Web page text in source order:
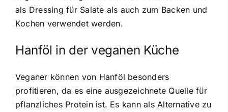
als Dressing für Salate als auch zum Backen und
Kochen verwendet werden.
Hanföl in der veganen Küche
Veganer können von Hanföl besonders
profitieren, da es eine ausgezeichnete Quelle für
pflanzliches Protein ist. Es kann als Alternative zu